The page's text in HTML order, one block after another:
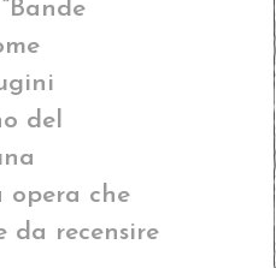
del
opera che
da recensire